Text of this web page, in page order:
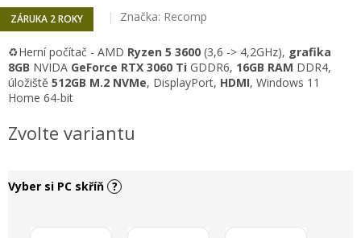
ZÁRUKA 2 ROKY Značka: Recomp
♻️Herní počítač - AMD Ryzen 5 3600 (3,6 -> 4,2GHz), grafika
8GB NVIDA GeForce RTX 3060 Ti GDDR6, 16GB RAM DDR4,
úložiště 512GB M.2 NVMe, DisplayPort, HDMI, Windows 11
Home 64-bit
Zvolte variantu
Vyber si PC skříň ?